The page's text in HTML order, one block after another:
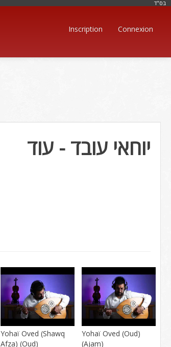
בּס"ד
Inscription Connexion
יוחאי עובד - עוד
Yohaï Oved (Shawq
Afza) (Oud)
Yohaï Oved (Oud)
(Ajam)